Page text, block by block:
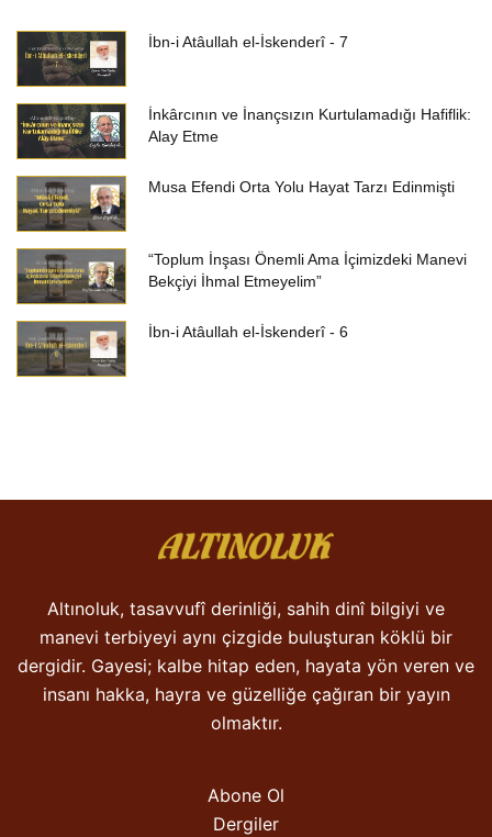
İbn-i Atâullah el-İskenderî - 7
İnkârcının ve İnançsızın Kurtulamadığı Hafiflik:
Alay Etme
Musa Efendi Orta Yolu Hayat Tarzı Edinmişti
“Toplum İnşası Önemli Ama İçimizdeki Manevi
Bekçiyi İhmal Etmeyelim”
İbn-i Atâullah el-İskenderî - 6
Altınoluk, tasavvufî derinliği, sahih dinî bilgiyi ve
manevi terbiyeyi aynı çizgide buluşturan köklü bir
dergidir. Gayesi; kalbe hitap eden, hayata yön veren ve
insanı hakka, hayra ve güzelliğe çağıran bir yayın
olmaktır.
Abone Ol
Dergiler